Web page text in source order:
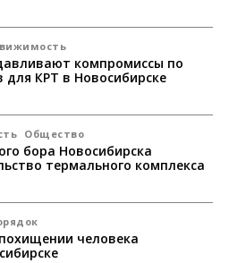
компромиссы по
КРТ в Новосибирске
Общество
бора Новосибирска
термального комплекса
человека